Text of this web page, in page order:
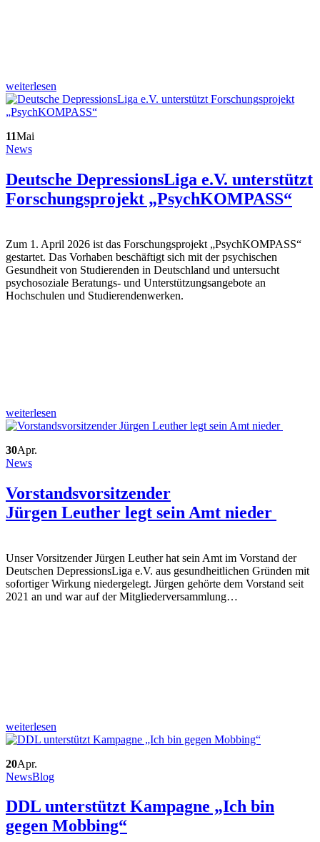
weiterlesen
11Mai
News
Deutsche DepressionsLiga e.V. unterstützt
Forschungsprojekt „PsychKOMPASS“
Zum 1. April 2026 ist das Forschungsprojekt „PsychKOMPASS“
gestartet. Das Vorhaben beschäftigt sich mit der psychischen
Gesundheit von Studierenden in Deutschland und untersucht
psychosoziale Beratungs- und Unterstützungsangebote an
Hochschulen und Studierendenwerken.
weiterlesen
30Apr.
News
Vorstandsvorsitzender
Jürgen Leuther legt sein Amt nieder
Unser Vorsitzender Jürgen Leuther hat sein Amt im Vorstand der
Deutschen DepressionsLiga e.V. aus gesundheitlichen Gründen mit
sofortiger Wirkung niedergelegt. Jürgen gehörte dem Vorstand seit
2021 an und war auf der Mitgliederversammlung…
weiterlesen
20Apr.
NewsBlog
DDL unterstützt Kampagne „Ich bin
gegen Mobbing“